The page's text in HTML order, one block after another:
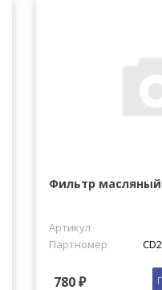
Фильтр масляный
Артикул
Партномер
780 ₽